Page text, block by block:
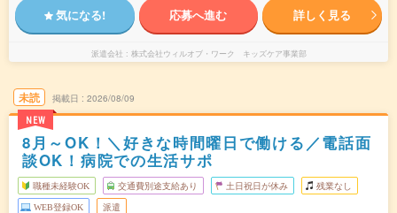
気になる! 応募へ進む 詳しく見る
派遣会社 株式会社ウィルオブ・ワーク キッズケア事業部
未読
NEW
掲載日 2026/08/09
8月～OK！＼好きな時間曜日で働ける／電話面
談OK！病院での生活サポ
職種未経験OK 交通費別途支給あり 土日祝日が休み 残業なし
WEB登録OK 派遣